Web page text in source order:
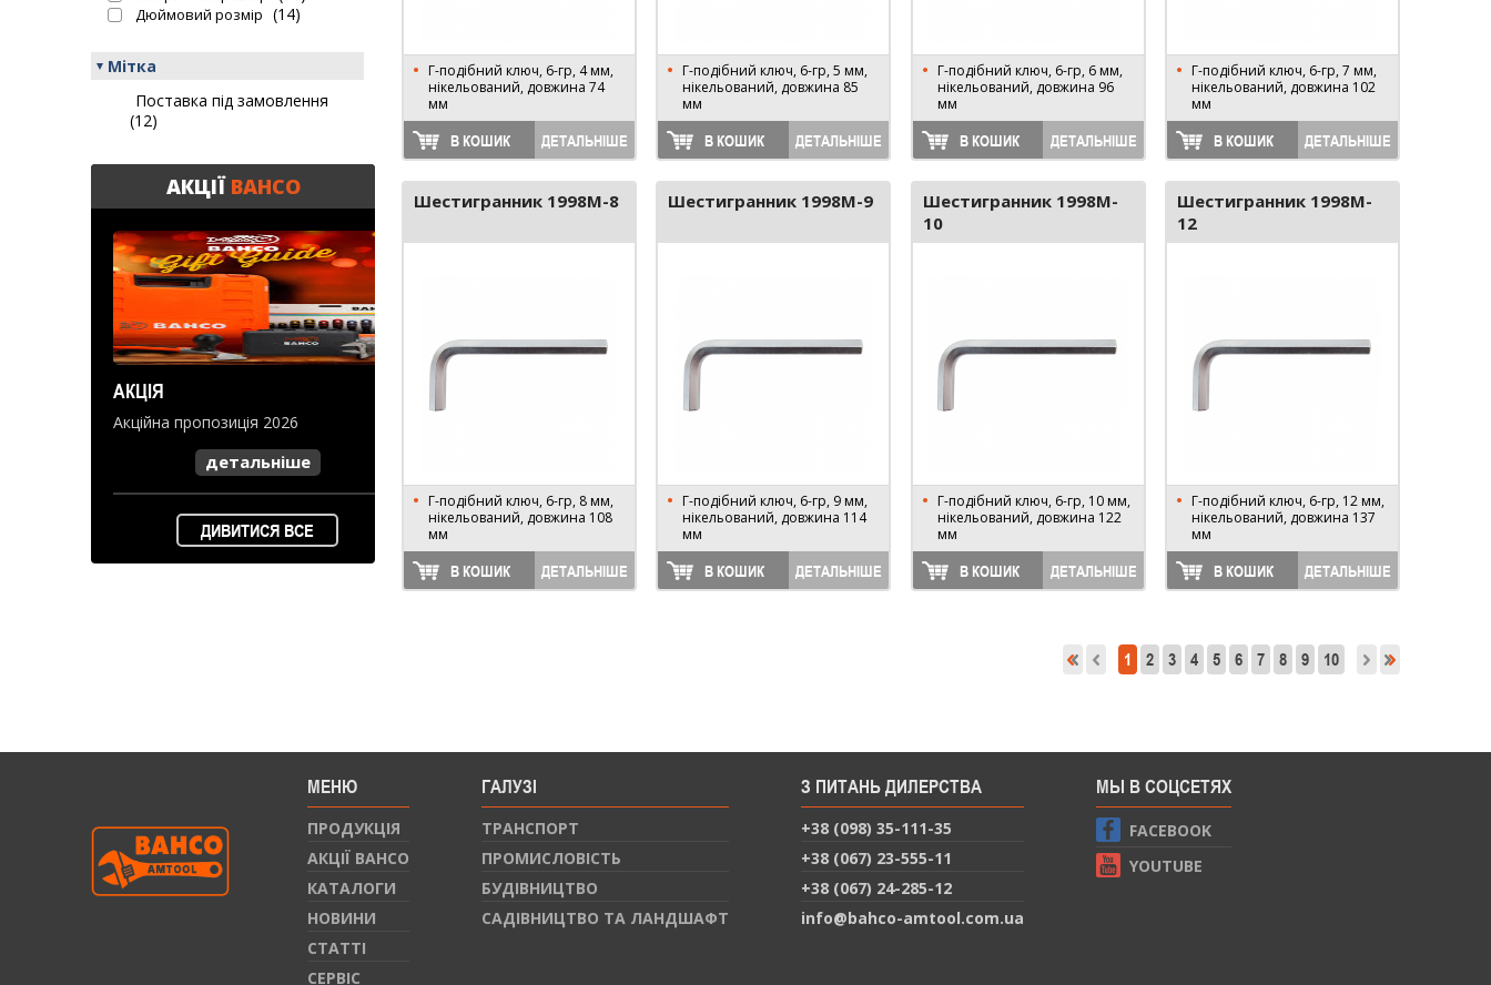
Г-подібний ключ, 6-гр, 4 мм,
нікельований, довжина 74
мм
В КОШИК ДЕТАЛЬНІШЕ
Г-подібний ключ, 6-гр, 5 мм,
нікельований, довжина 85
мм
В КОШИК ДЕТАЛЬНІШЕ
Г-подібний ключ, 6-гр, 6 мм,
нікельований, довжина 96
мм
В КОШИК ДЕТАЛЬНІШЕ
Г-подібний ключ, 6-гр, 7 мм,
нікельований, довжина 102
мм
В КОШИК ДЕТАЛЬНІШЕ
Шестигранник 1998M-8
Г-подібний ключ, 6-гр, 8 мм,
нікельований, довжина 108
мм
В КОШИК ДЕТАЛЬНІШЕ
Шестигранник 1998M-9
Г-подібний ключ, 6-гр, 9 мм,
нікельований, довжина 114
мм
В КОШИК ДЕТАЛЬНІШЕ
Шестигранник 1998M-
10
Г-подібний ключ, 6-гр, 10 мм,
нікельований, довжина 122
мм
В КОШИК ДЕТАЛЬНІШЕ
Шестигранник 1998M-
12
Г-подібний ключ, 6-гр, 12 мм,
нікельований, довжина 137
мм
В КОШИК ДЕТАЛЬНІШЕ
1 2 3 4 5 6 7 8 9 10
Дюймовий розмір (14)
Мітка
Поставка під замовлення
(12)
АКЦІЇBAHCO
АКЦІЯ
Акційна пропозиція 2026
детальніше
ДИВИТИСЯ ВСЕ
МЕНЮ
ПРОДУКЦIЯ
АКЦІЇ BAHCO
КАТАЛОГИ
НОВИНИ
СТАТТI
СЕРВIС
ГАЛУЗІ
ТРАНСПОРТ
ПРОМИСЛОВІСТЬ
БУДІВНИЦТВО
САДІВНИЦТВО ТА ЛАНДШАФТ
З ПИТАНЬ ДИЛЕРСТВА
+38 (098) 35-111-35
+38 (067) 23-555-11
+38 (067) 24-285-12
info@bahco-amtool.com.ua
МЫ В СОЦСЕТЯХ
FACEBOOK
YOUTUBE